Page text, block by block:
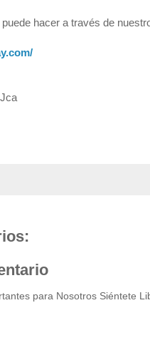
hacer a través de
para Nosotros Siéntete